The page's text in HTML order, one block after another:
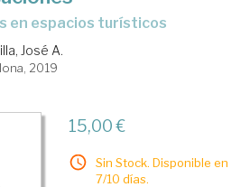
en espacios turísticos
José A.
2019
15,00 €
Sin Stock. Disponible en
7/10 días.